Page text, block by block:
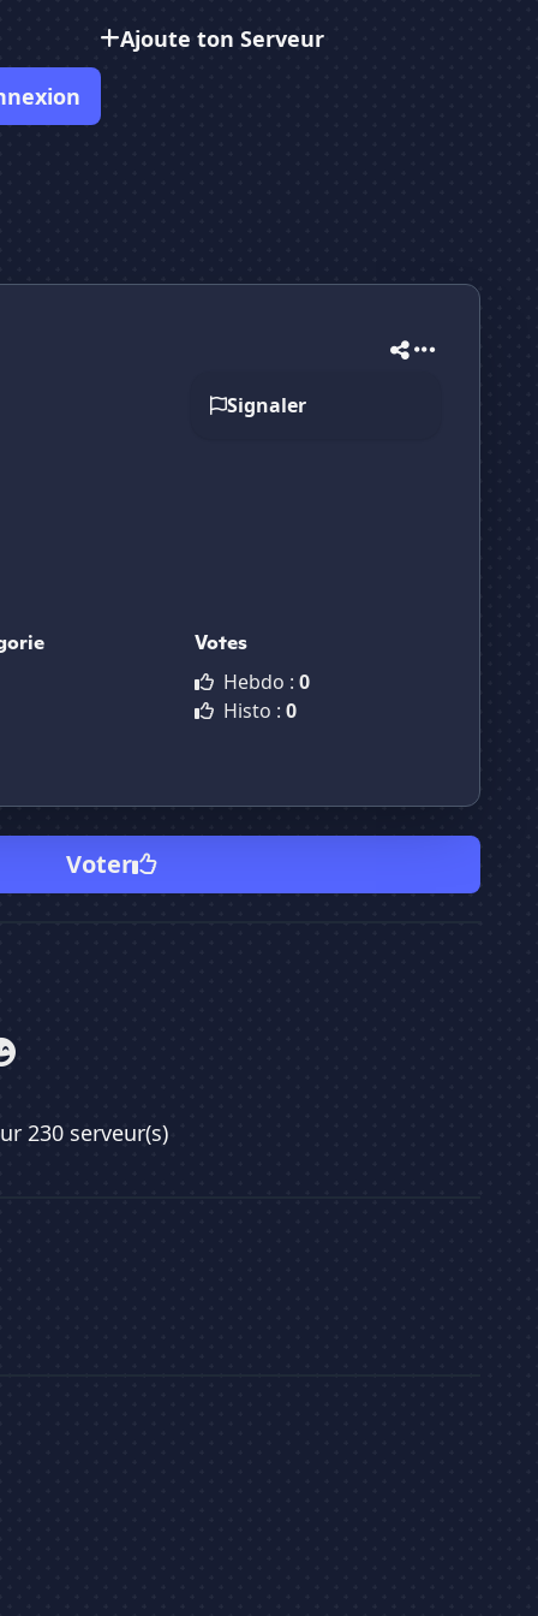
Ajoute ton Serveur
Signaler
Votes
Hebdo : 0
Histo : 0
Voter
230 serveur(s)